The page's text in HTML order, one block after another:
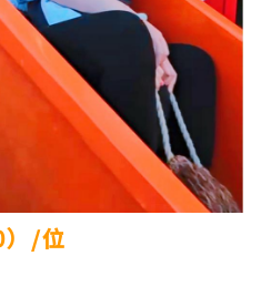
）/位